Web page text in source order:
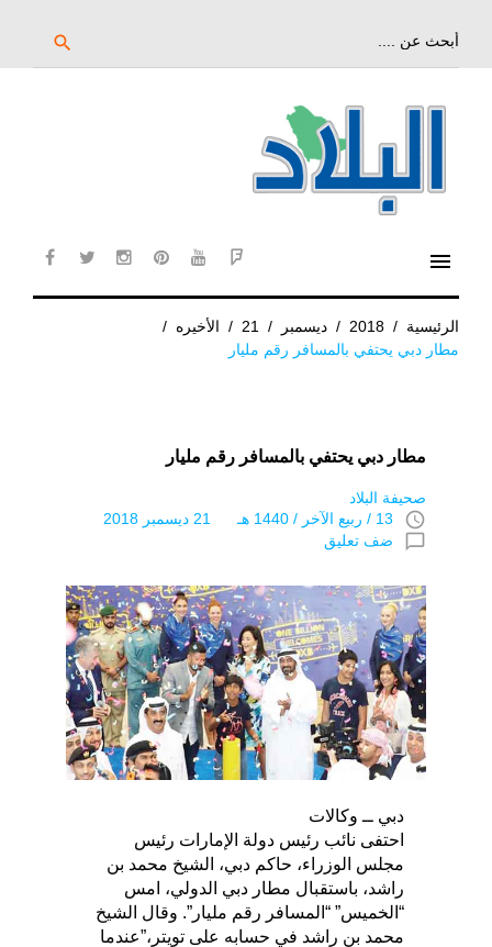
search
menu
الرئيسية /
2018
/ ديسمبر /
21
/ الأخيره /
مطار دبي يحتفي بالمسافر رقم مليار
مطار دبي يحتفي بالمسافر رقم مليار
صحيفة البلاد
access_time 13 / ربيع الآخر / 1440 هـ 21 ديسمبر 2018
chat_bubble_outline ضف تعليق
دبي ــ وكالات
احتفى نائب رئيس دولة الإمارات رئيس
مجلس الوزراء، حاكم دبي، الشيخ محمد بن
راشد، باستقبال مطار دبي الدولي، امس
“الخميس” “المسافر رقم مليار”. وقال الشيخ
محمد بن راشد في حسابه على تويتر،”عندما